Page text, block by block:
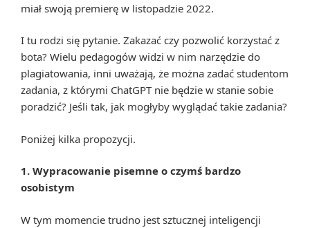
miał swoją premierę w listopadzie 2022.
I tu rodzi się pytanie. Zakazać czy pozwolić korzystać z
bota? Wielu pedagogów widzi w nim narzędzie do
plagiatowania, inni uważają, że można zadać studentom
zadania, z którymi ChatGPT nie będzie w stanie sobie
poradzić? Jeśli tak, jak mogłyby wyglądać takie zadania?
Poniżej kilka propozycji.
1. Wypracowanie pisemne o czymś bardzo
osobistym
W tym momencie trudno jest sztucznej inteligencji